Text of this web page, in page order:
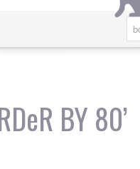
BY 80’